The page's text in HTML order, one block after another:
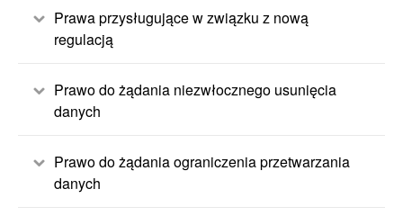
Prawa przysługujące w związku z nową
regulacją
Prawo do żądania niezwłocznego usunięcia
danych
Prawo do żądania ograniczenia przetwarzania
danych